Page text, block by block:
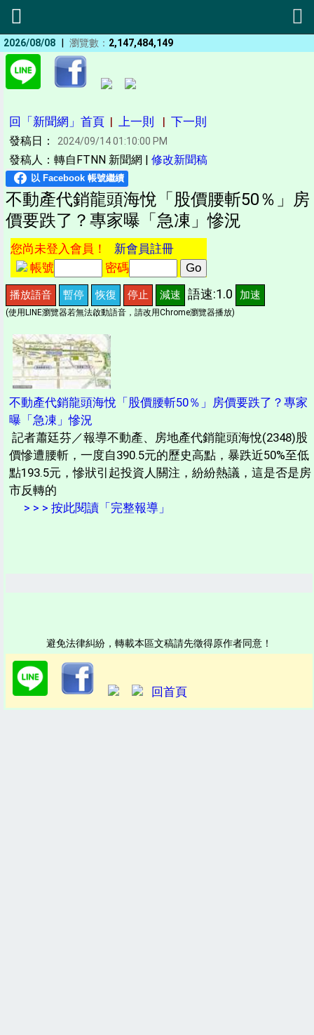
2026/08/08 | 瀏覽數： 2,147,484,149
回「新聞網」首頁 | 上一則 | 下一則
發稿日： 2024/09/14 01:10:00 PM
發稿人：轉自FTNN 新聞網 | 修改新聞稿
不動產代銷龍頭海悅「股價腰斬50％」房
價要跌了？專家曝「急凍」慘況
您尚未登入會員！ 新會員註冊
帳號
密碼
播放語音 暫停 恢復 停止 減速 語速:1.0 加速
(使用LINE瀏覽器若無法啟動語音，請改用Chrome瀏覽器播放)
不動產代銷龍頭海悅「股價腰斬50％」房價要跌了？專家
曝「急凍」慘況
記者蕭廷芬／報導不動產、房地產代銷龍頭海悅(2348)股
價慘遭腰斬，一度自390.5元的歷史高點，暴跌近50%至低
點193.5元，慘狀引起投資人關注，紛紛熱議，這是否是房
市反轉的
> > > 按此閱讀「完整報導」
避免法律糾紛，轉載本區文稿請先徵得原作者同意！
回首頁